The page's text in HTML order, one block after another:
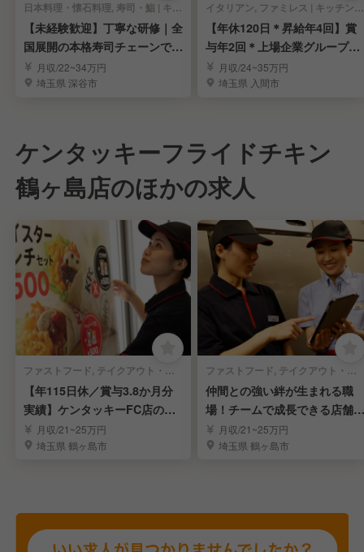
日本料理・懐石料理, 寿司・鮨 | キッチンスタッフ
【未経験歓迎】丁寧な研修｜全
国展開の本格寿司チェーンで寿
司職人を目指す！
月収/22~34万円
埼玉県 深谷市
イタリアン, ファミレス | キッチンスタッフ
【年休120日＊昇給年4回】賞
与年2回＊上場企業グループで
料理長を募集
月収/24~35万円
埼玉県 入間市
ケンタッキーフライドチキン
鶴ヶ島店のほかの求人
ファストフード, テイクアウト・惣菜・弁当屋 | 店長・店長候補
【年115日休／賞与3.8か月分
実績】ケンタッキーFC店の店
長候補募集
月収/21~25万円
埼玉県 鶴ヶ島市
ファストフード, テイクアウト・惣菜・弁当屋 | レストランサービス・ホールスタッフ
仲間との強い絆が生まれる職
場！チームで成長できる店舗運
営スタッフ
月収/21~25万円
埼玉県 鶴ヶ島市